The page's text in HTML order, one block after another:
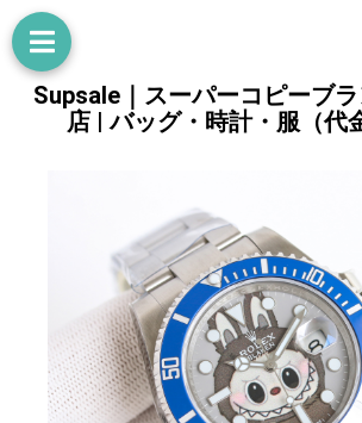
Supsale｜スーパーコピーブ
店 | バッグ・時計・服（代